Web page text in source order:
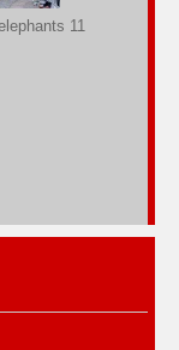
11